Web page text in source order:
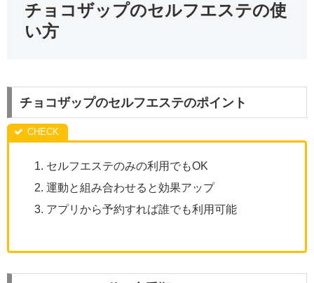
チョコザップのセルフエステの使
い方
チョコザップのセルフエステのポイント
セルフエステのみの利用でもOK
運動と組み合わせると効果アップ
アプリから予約すれば誰でも利用可能